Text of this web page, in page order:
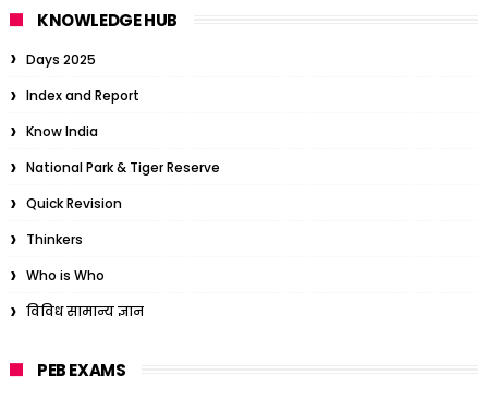
KNOWLEDGE HUB
Days 2025
Index and Report
Know India
National Park & Tiger Reserve
Quick Revision
Thinkers
Who is Who
विविध सामान्य ज्ञान
PEB EXAMS